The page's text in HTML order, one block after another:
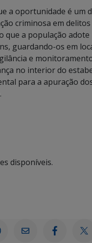
a oportunidade é um
criminosa em delitos
que a população adote
guardando-os em
e
no interior do
para a apuração
disponíveis.